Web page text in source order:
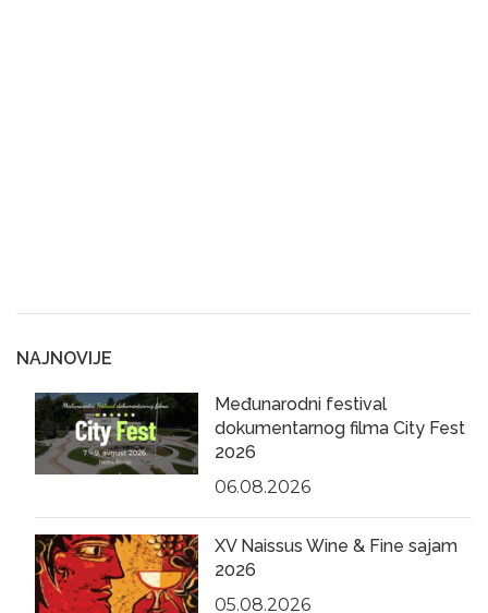
NAJNOVIJE
Međunarodni festival
dokumentarnog filma City Fest
2026
06.08.2026
XV Naissus Wine & Fine sajam
2026
05.08.2026